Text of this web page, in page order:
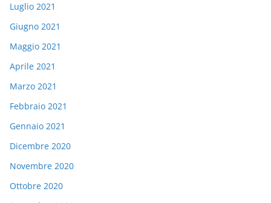
Luglio 2021
Giugno 2021
Maggio 2021
Aprile 2021
Marzo 2021
Febbraio 2021
Gennaio 2021
Dicembre 2020
Novembre 2020
Ottobre 2020